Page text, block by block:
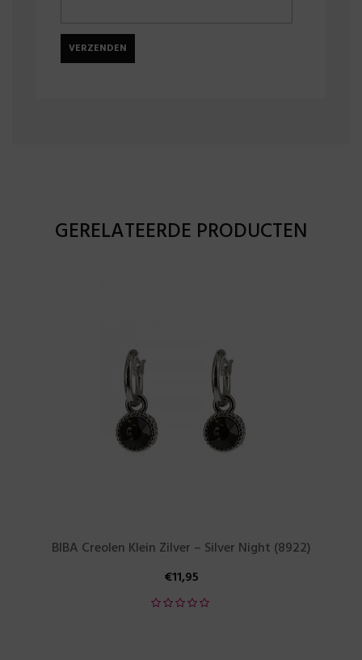
GERELATEERDE PRODUCTEN
BIBA Creolen Klein Zilver – Silver Night (8922)
€11,95